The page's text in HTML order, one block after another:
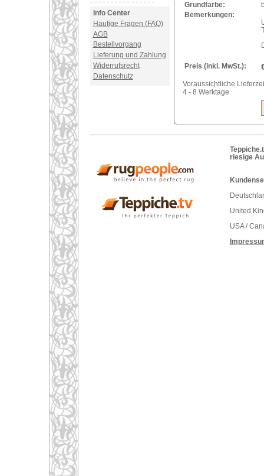
Info Center
Häufige Fragen (FAQ)
AGB
Bestellvorgang
Lieferung und Zahlung
Widerrufsrecht
Datenschutz
Grundfarbe:
Bemerkungen:
Preis (inkl. MwSt.):
Voraussichtliche
4 - 8 Werktage
riesige
United
USA /